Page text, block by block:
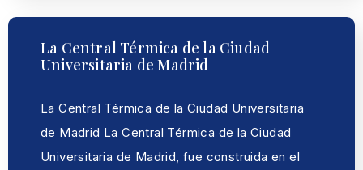
La Central Térmica de la Ciudad
Universitaria de Madrid
La Central Térmica de la Ciudad Universitaria
de Madrid La Central Térmica de la Ciudad
Universitaria de Madrid, fue construida en el